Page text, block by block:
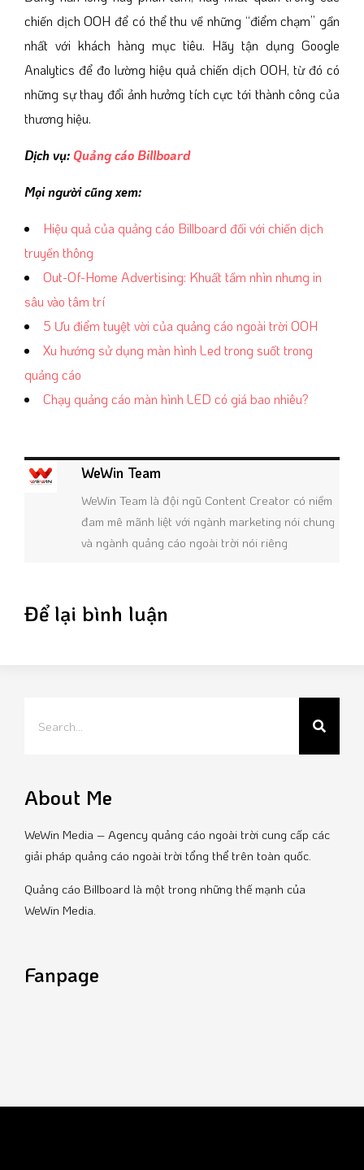
chiến dịch OOH để có thể thu về những “điểm chạm” gần
nhất với khách hàng mục tiêu. Hãy tận dụng Google
Analytics để đo lường hiệu quả chiến dịch OOH, từ đó có
những sự thay đổi ảnh hưởng tích cực tới thành công của
thương hiệu.
Dịch vụ:Quảng cáo Billboard
Mọi người cũng xem:
Hiệu quả của quảng cáo Billboard đối với chiến dịch
truyền thông
Out-Of-Home Advertising: Khuất tầm nhìn nhưng in
sâu vào tâm trí
5 Ưu điểm tuyệt vời của quảng cáo ngoài trời OOH
Xu hướng sử dụng màn hình Led trong suốt trong
quảng cáo
Chạy quảng cáo màn hình LED có giá bao nhiêu?
WeWin Team
WeWin Team là đội ngũ Content Creator có niềm
đam mê mãnh liệt với ngành marketing nói chung
và ngành quảng cáo ngoài trời nói riêng
Để lại bình luận
About Me
WeWin Media – Agency quảng cáo ngoài trời cung cấp các
giải pháp quảng cáo ngoài trời tổng thể trên toàn quốc.
Quảng cáo Billboard là một trong những thế mạnh của
WeWin Media.
Fanpage